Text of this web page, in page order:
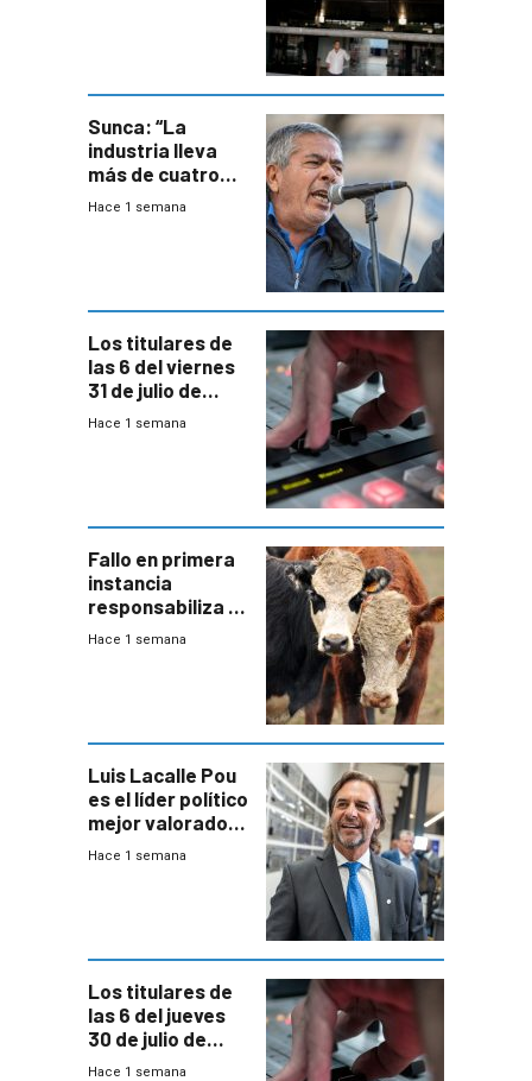
Sunca: “La
industria lleva
más de cuatro
meses sin
Hace 1 semana
Los titulares de
las 6 del viernes
31 de julio de
2026
Hace 1 semana
Fallo en primera
instancia
responsabiliza al
Estado por falta
Hace 1 semana
Luis Lacalle Pou
es el líder político
mejor valorado
del país, según
Hace 1 semana
Los titulares de
las 6 del jueves
30 de julio de
2026
Hace 1 semana